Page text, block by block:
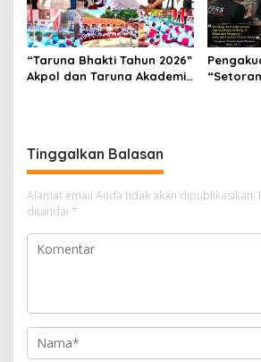
“Taruna Bhakti Tahun 2026”
Akpol dan Taruna Akademi
Tinggalkan Balasan
Alamat email Anda tidak akan dipublikasikan.
ditandai *